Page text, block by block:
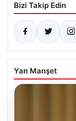
Bizi Takip Edin
Yan Manşet